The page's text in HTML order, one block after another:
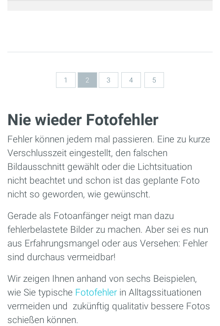
1 2 3 4 5
Nie wieder Fotofehler
Fehler können jedem mal passieren. Eine zu kurze
Verschlusszeit eingestellt, den falschen
Bildausschnitt gewählt oder die Lichtsituation
nicht beachtet und schon ist das geplante Foto
nicht so geworden, wie gewünscht.
Gerade als Fotoanfänger neigt man dazu
fehlerbelastete Bilder zu machen. Aber sei es nun
aus Erfahrungsmangel oder aus Versehen: Fehler
sind durchaus vermeidbar!
Wir zeigen Ihnen anhand von sechs Beispielen,
wie Sie typische Fotofehler in Alltagssituationen
vermeiden und zukünftig qualitativ bessere Fotos
schießen können.